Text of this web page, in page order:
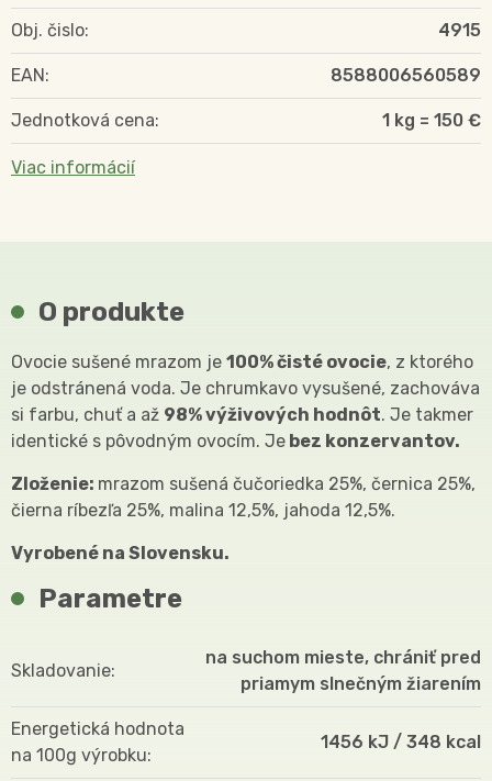
Obj. čislo: 4915
EAN: 8588006560589
Jednotková cena: 1 kg = 150 €
Viac informácií
O produkte
Ovocie sušené mrazom je 100% čisté ovocie, z ktorého
je odstránená voda. Je chrumkavo vysušené, zachováva
si farbu, chuť a až 98% výživových hodnôt. Je takmer
identické s pôvodným ovocím. Je bez konzervantov.
Zloženie: mrazom sušená čučoriedka 25%, černica 25%,
čierna ríbezľa 25%, malina 12,5%, jahoda 12,5%.
Vyrobené na Slovensku.
Parametre
Skladovanie
na suchom mieste, chrániť pred
priamym slnečným žiarením
Energetická hodnota
na 100g výrobku
1456 kJ / 348 kcal